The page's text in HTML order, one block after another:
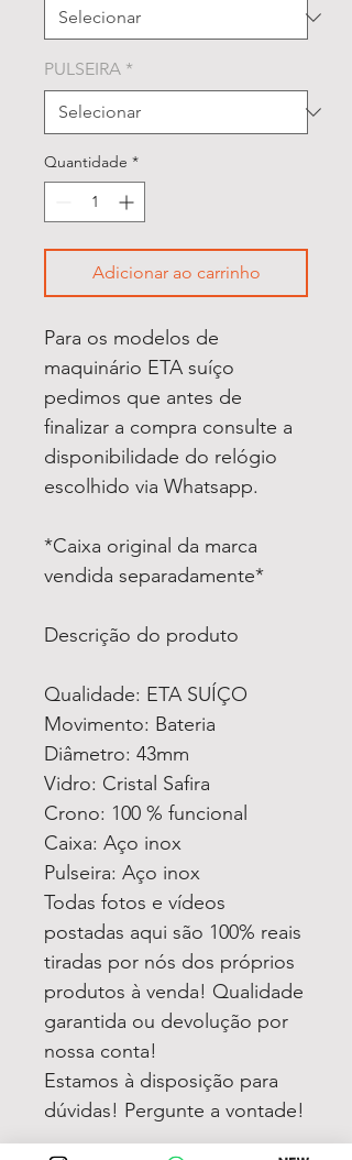
PULSEIRA *
Quantidade *
Adicionar ao carrinho
Para os modelos de
maquinário ETA suíço
pedimos que antes de
finalizar a compra consulte a
disponibilidade do relógio
escolhido via Whatsapp.
*Caixa original da marca
vendida separadamente*
Descrição do produto
Qualidade: ETA SUÍÇO
Movimento: Bateria
Diâmetro: 43mm
Vidro: Cristal Safira
Crono: 100 % funcional
Caixa: Aço inox
Pulseira: Aço inox
Todas fotos e vídeos
postadas aqui são 100% reais
tiradas por nós dos próprios
produtos à venda! Qualidade
garantida ou devolução por
nossa conta!
Estamos à disposição para
dúvidas! Pergunte a vontade!